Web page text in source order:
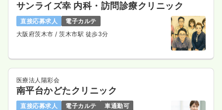
サンライズ幸 内科・訪問診療クリニック
直接応募求人
電子カルテ
大阪府茨木市 / 茨木市駅 徒歩3分
医療法人陽彩会
南平台かどたクリニック
直接応募求人 電子カルテ
車通勤可